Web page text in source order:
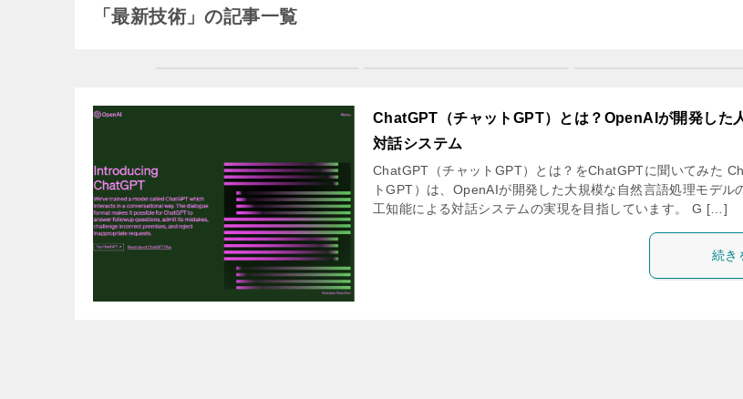
「最新技術」の記事一覧
ChatGPT（チャットGPT）とは？OpenAIが開発した
対話システム
ChatGPT（チャットGPT）とは？をChatGPTに聞いてみた
トGPT）は、OpenAIが開発した大規模な自然言語処理モデル
工知能による対話システムの実現を目指しています。 G […]
続き